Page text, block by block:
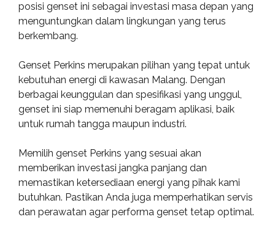
posisi genset ini sebagai investasi masa depan yang
menguntungkan dalam lingkungan yang terus
berkembang.
Genset Perkins merupakan pilihan yang tepat untuk
kebutuhan energi di kawasan Malang. Dengan
berbagai keunggulan dan spesifikasi yang unggul,
genset ini siap memenuhi beragam aplikasi, baik
untuk rumah tangga maupun industri.
Memilih genset Perkins yang sesuai akan
memberikan investasi jangka panjang dan
memastikan ketersediaan energi yang pihak kami
butuhkan. Pastikan Anda juga memperhatikan servis
dan perawatan agar performa genset tetap optimal.